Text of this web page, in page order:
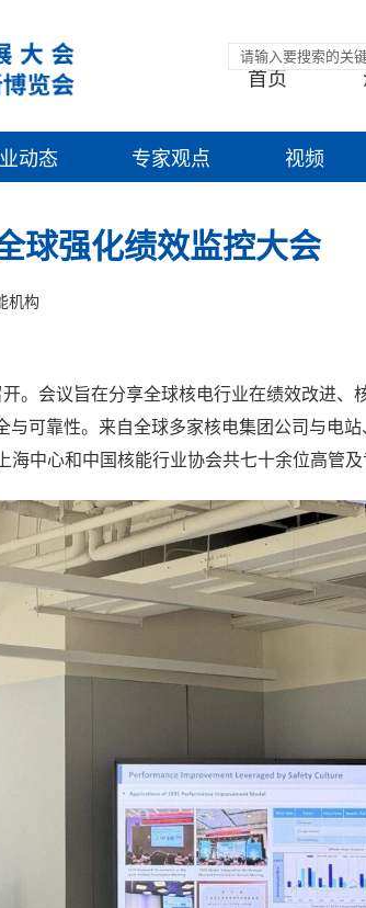
首页
动态 专家观点 视频
球强化绩效监控大会
机构
。会议旨在分享全球核电行业在绩效改进、
可靠性。来自全球多家核电集团公司与电
中心和中国核能行业协会共七十余位高管及